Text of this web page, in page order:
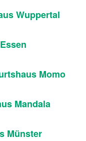
Wuppertal
Momo
Mandala
Münster